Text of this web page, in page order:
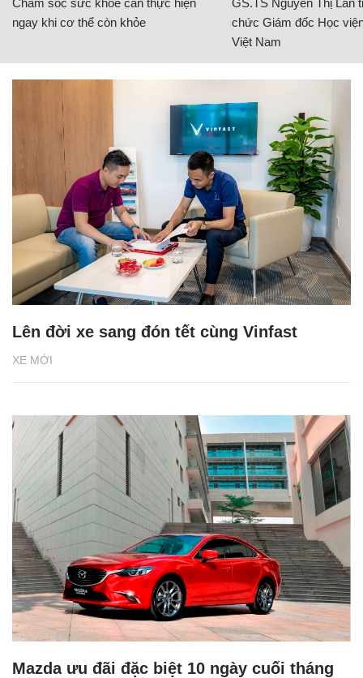
ngay khi cơ thể còn khỏe
chức Giám đốc Học
Việt Nam
XE MỚI
Lên đời xe sang đón tết cùng Vinfast
Mazda ưu đãi đặc biệt 10 ngày cuối tháng